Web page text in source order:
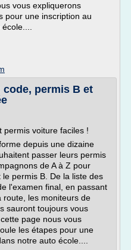
vous expliquerons
pour une inscription au
permis B et
permis voiture faciles !
depuis une dizaine
passer leurs permis
de A à Z pour
permis B. De la liste des
l'examen final, en passant
route, les moniteurs de
sauront toujours vous
page nous vous
les étapes pour une
notre auto école....